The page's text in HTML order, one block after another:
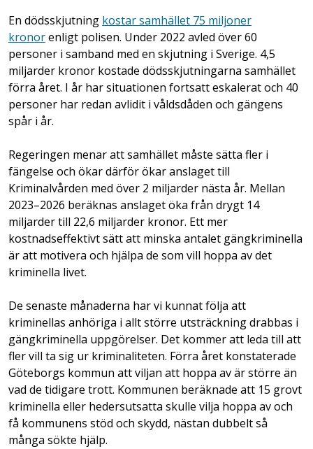
En dödsskjutning kostar samhället 75 miljoner
kronorenligt polisen. Under 2022 avled över 60
personer i samband med en skjutning i Sverige. 4,5
miljarder kronor kostade dödsskjutningarna samhället
förra året. I år har situationen fortsatt eskalerat och 40
personer har redan avlidit i våldsdåden och gängens
spår i år.
Regeringen menar att samhället måste sätta fler i
fängelse och ökar därför ökar anslaget till
Kriminalvården med över 2 miljarder nästa år. Mellan
2023–2026 beräknas anslaget öka från drygt 14
miljarder till 22,6 miljarder kronor. Ett mer
kostnadseffektivt sätt att minska antalet gängkriminella
är att motivera och hjälpa de som vill hoppa av det
kriminella livet.
De senaste månaderna har vi kunnat följa att
kriminellas anhöriga i allt större utsträckning drabbas i
gängkriminella uppgörelser. Det kommer att leda till att
fler vill ta sig ur kriminaliteten. Förra året konstaterade
Göteborgs kommun att viljan att hoppa av är större än
vad de tidigare trott. Kommunen beräknade att 15 grovt
kriminella eller hedersutsatta skulle vilja hoppa av och
få kommunens stöd och skydd, nästan dubbelt så
många sökte hjälp.